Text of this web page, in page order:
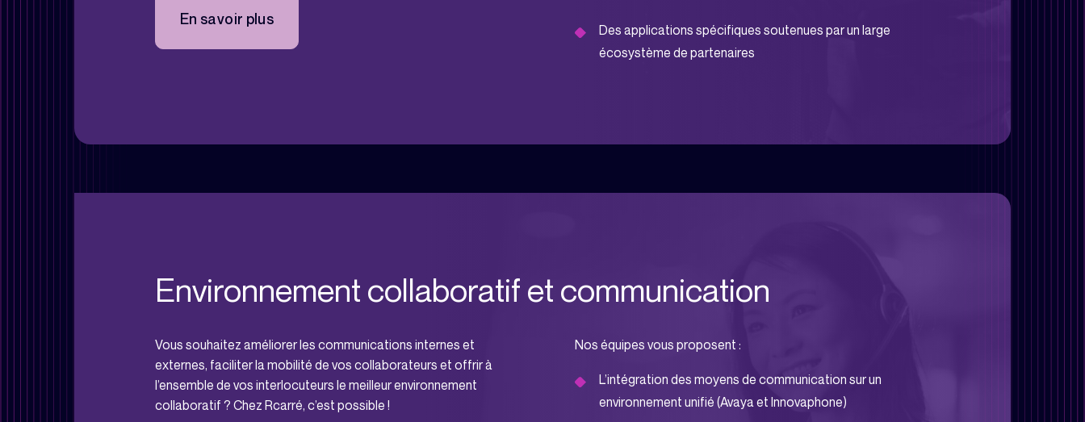
En savoir plus
Des applications spécifiques soutenues par un large
écosystème de partenaires
Environnement collaboratif et communication
Vous souhaitez améliorer les communications internes et
externes, faciliter la mobilité de vos collaborateurs et offrir à
l’ensemble de vos interlocuteurs le meilleur environnement
collaboratif ? Chez Rcarré, c’est possible !
Nos équipes vous proposent :
L’intégration des moyens de communication sur un
environnement unifié (Avaya et Innovaphone)